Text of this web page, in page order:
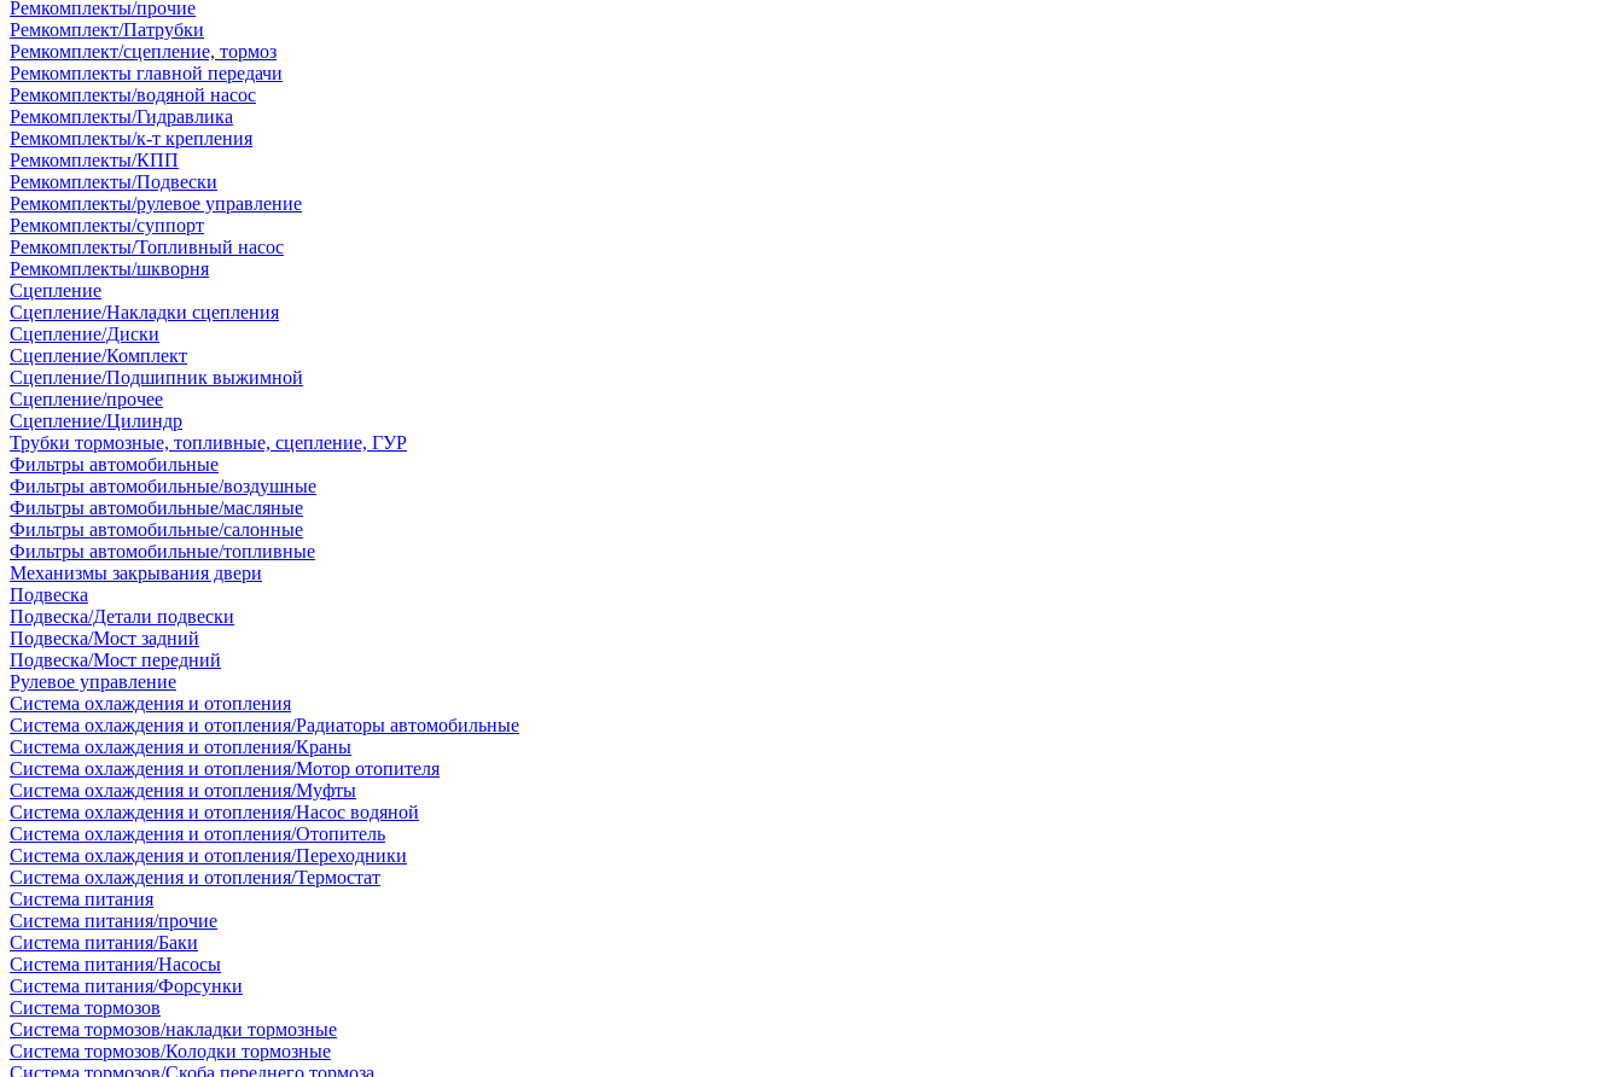
Ремкомплекты/прочие
Ремкомплект/Патрубки
Ремкомплект/сцепление, тормоз
Ремкомплекты главной передачи
Ремкомплекты/водяной насос
Ремкомплекты/Гидравлика
Ремкомплекты/к-т крепления
Ремкомплекты/КПП
Ремкомплекты/Подвески
Ремкомплекты/рулевое управление
Ремкомплекты/суппорт
Ремкомплекты/Топливный насос
Ремкомплекты/шкворня
Сцепление
Сцепление/Накладки сцепления
Сцепление/Диски
Сцепление/Комплект
Сцепление/Подшипник выжимной
Сцепление/прочее
Сцепление/Цилиндр
Трубки тормозные, топливные, сцепление, ГУР
Фильтры автомобильные
Фильтры автомобильные/воздушные
Фильтры автомобильные/масляные
Фильтры автомобильные/салонные
Фильтры автомобильные/топливные
Механизмы закрывания двери
Подвеска
Подвеска/Детали подвески
Подвеска/Мост задний
Подвеска/Мост передний
Рулевое управление
Система охлаждения и отопления
Система охлаждения и отопления/Радиаторы автомобильные
Система охлаждения и отопления/Краны
Система охлаждения и отопления/Мотор отопителя
Система охлаждения и отопления/Муфты
Система охлаждения и отопления/Насос водяной
Система охлаждения и отопления/Отопитель
Система охлаждения и отопления/Переходники
Система охлаждения и отопления/Термостат
Система питания
Система питания/прочие
Система питания/Баки
Система питания/Насосы
Система питания/Форсунки
Система тормозов
Система тормозов/накладки тормозные
Система тормозов/Колодки тормозные
Система тормозов/Скоба переднего тормоза